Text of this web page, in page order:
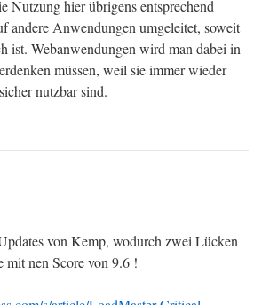
Nutzung hier übrigens entsprechend
andere Anwendungen umgeleitet, soweit
ist. Webanwendungen wird man dabei in
müssen, weil sie immer wieder
nutzbar sind.
von Kemp, wodurch zwei Lücken
mit nen Score von 9.6 !